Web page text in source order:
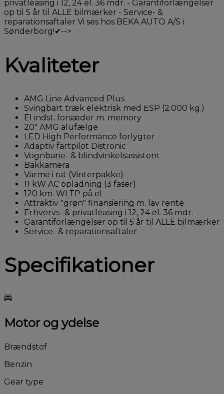
privatleasing i 12, 24 el. 36 mdr. - Garantiforlængelser
op til 5 år til ALLE bilmærker - Service- &
reparationsaftaler Vi ses hos BEKA AUTO A/S i
Sønderborg!✔-->
Kvaliteter
AMG Line Advanced Plus
Svingbart træk elektrisk med ESP (2.000 kg.)
El indst. forsæder m. memory
20" AMG alufælge
LED High Performance forlygter
Adaptiv fartpilot Distronic
Vognbane- & blindvinkelsassistent
Bakkamera
Varme i rat (Vinterpakke)
11 kW AC opladning (3 faser)
120 km. WLTP på el
Attraktiv "grøn" finansiering m. lav rente
Erhvervs- & privatleasing i 12, 24 el. 36 mdr.
Garantiforlængelser op til 5 år til ALLE bilmærker
Service- & reparationsaftaler
Specifikationer
Motor og ydelse
Brændstof
Benzin
Gear type